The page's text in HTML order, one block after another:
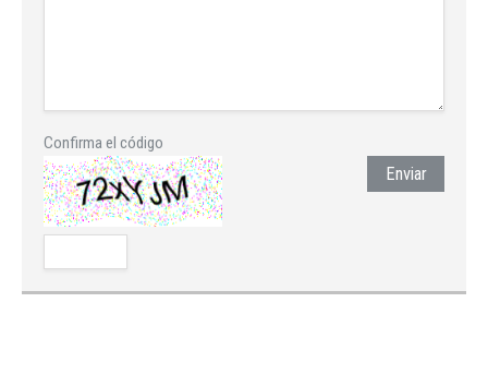
Confirma el código
Enviar